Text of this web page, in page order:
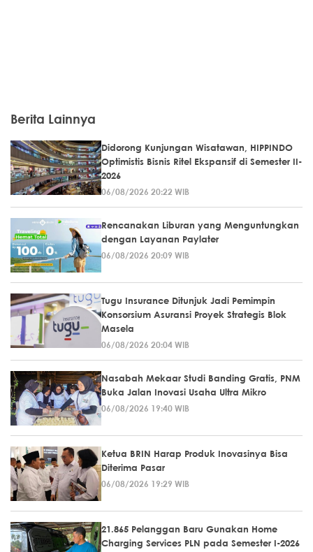
Berita Lainnya
Didorong Kunjungan Wisatawan, HIPPINDO
Optimistis Bisnis Ritel Ekspansif di Semester II-
2026
06/08/2026 20:22 WIB
Rencanakan Liburan yang Menguntungkan
dengan Layanan Paylater
06/08/2026 20:09 WIB
Tugu Insurance Ditunjuk Jadi Pemimpin
Konsorsium Asuransi Proyek Strategis Blok
Masela
06/08/2026 20:04 WIB
Nasabah Mekaar Studi Banding Gratis, PNM
Buka Jalan Inovasi Usaha Ultra Mikro
06/08/2026 19:40 WIB
Ketua BRIN Harap Produk Inovasinya Bisa
Diterima Pasar
06/08/2026 19:29 WIB
21.865 Pelanggan Baru Gunakan Home
Charging Services PLN pada Semester I-2026